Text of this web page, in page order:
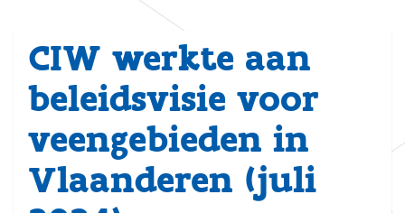
CIW werkte aan
beleidsvisie voor
veengebieden in
Vlaanderen (juli